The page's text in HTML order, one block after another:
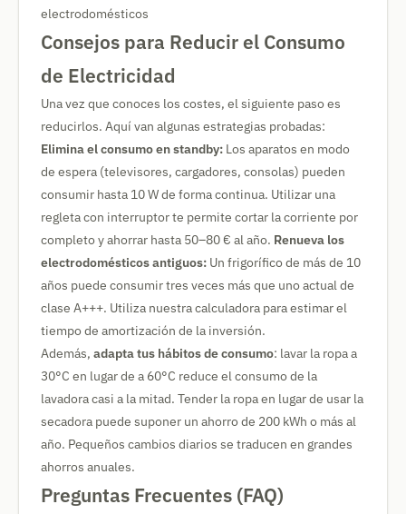
electrodomésticos
Consejos para Reducir el Consumo
de Electricidad
Una vez que conoces los costes, el siguiente paso es
reducirlos. Aquí van algunas estrategias probadas:
Elimina el consumo en standby: Los aparatos en modo
de espera (televisores, cargadores, consolas) pueden
consumir hasta 10 W de forma continua. Utilizar una
regleta con interruptor te permite cortar la corriente por
completo y ahorrar hasta 50–80 € al año. Renueva los
electrodomésticos antiguos: Un frigorífico de más de 10
años puede consumir tres veces más que uno actual de
clase A+++. Utiliza nuestra calculadora para estimar el
tiempo de amortización de la inversión.
Además, adapta tus hábitos de consumo: lavar la ropa a
30°C en lugar de a 60°C reduce el consumo de la
lavadora casi a la mitad. Tender la ropa en lugar de usar la
secadora puede suponer un ahorro de 200 kWh o más al
año. Pequeños cambios diarios se traducen en grandes
ahorros anuales.
Preguntas Frecuentes (FAQ)